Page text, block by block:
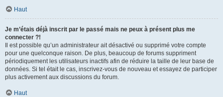
Haut
Je m’étais déjà inscrit par le passé mais ne peux à présent plus me
connecter ?!
Il est possible qu’un administrateur ait désactivé ou supprimé votre compte
pour une quelconque raison. De plus, beaucoup de forums suppriment
périodiquement les utilisateurs inactifs afin de réduire la taille de leur base de
données. Si tel était le cas, inscrivez-vous de nouveau et essayez de participer
plus activement aux discussions du forum.
Haut